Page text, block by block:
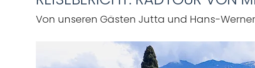
Von unseren Gästen Jutta und Hans-Werner